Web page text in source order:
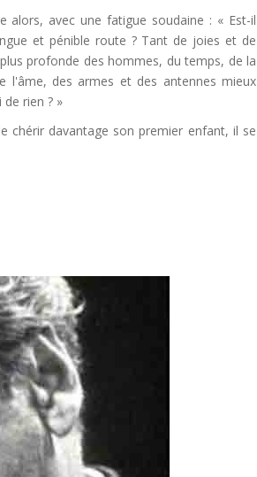
alors, avec une fatigue soudaine : « Est-il
et pénible route ? Tant de joies et de
profonde des hommes, du temps, de la
l'âme, des armes et des antennes mieux
rien ? »
chérir davantage son premier enfant, il se